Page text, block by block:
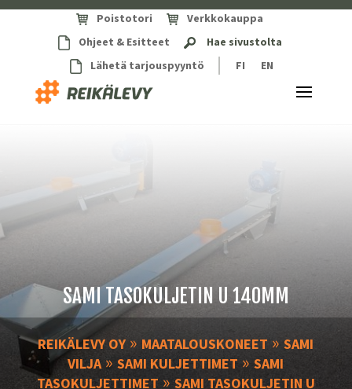
Poistotori
Verkkokauppa
Ohjeet & Esitteet
Hae sivustolta
Lähetä tarjouspyyntö
FI EN
SAMI TASOKULJETIN U 140MM
REIKÄLEVY OY » MAATALOUSKONEET »SAMI
VILJA»SAMI KULJETTIMET »SAMI
TASOKULJETTIMET » SAMI TASOKULJETIN U